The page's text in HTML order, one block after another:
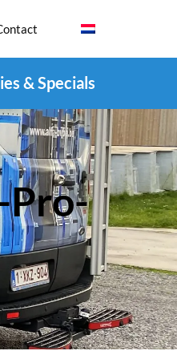
& Specials
Pro-